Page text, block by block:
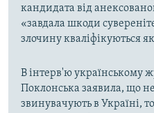
кандидата від
«завдала шкоди
злочину кваліфікуються
В інтерв'ю українському
Поклонська заявила, що не
звинувачують в Україні,